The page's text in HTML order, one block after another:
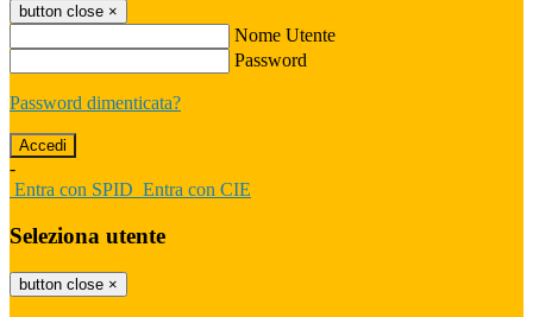
button close ×
Nome Utente
Password
Password dimenticata?
-
Entra con SPID Entra con CIE
Seleziona utente
button close ×